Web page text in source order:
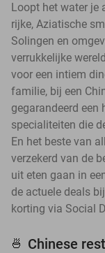
Loopt het water je
rijke, Aziatische
Solingen en
verrukkelijke
voor een intiem
familie, bij een
gegarandeerd een
specialiteiten die
En het beste van
verzekerd van de
uit eten gaan in
de actuele deals
korting via Social
🍜
Chinese